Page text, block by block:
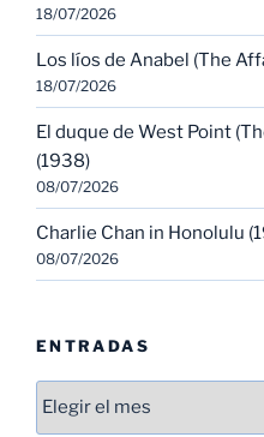
18/07/2026
Los líos de Anabel (The
18/07/2026
El duque de West Point
(1938)
08/07/2026
Charlie Chan in Honolulu
08/07/2026
ENTRADAS
Entradas